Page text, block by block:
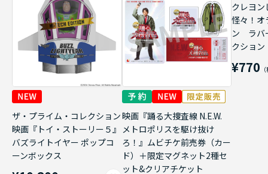
ザ・プライム・コレクション
映画『トイ・ストーリー５』
バズライトイヤー ポップコ
ーンボックス
映画『踊る大捜査線 N.E.W.
メトロポリスを駆け抜け
ろ！』ムビチケ前売券（カー
ド）＋限定マグネット2種セ
ット&クリアチケット
クレヨン
怪々！オ
ン ラバ
クショ
¥770